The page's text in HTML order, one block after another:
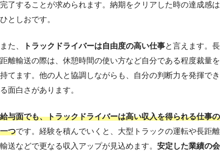
完了することが求められます。納期をクリアした時の達成感は
ひとしおです。
また、 トラックドライバーは自由度の高い仕事と言えます。長
距離輸送の際は、休憩時間の使い方など自分である程度裁量を
持てます。他の人と協調しながらも、自分の判断力を発揮でき
る面白さがあります。
給与面でも、トラックドライバーは高い収入を得られる仕事の
一つです。経験を積んでいくと、大型トラックの運転や長距離
輸送などで更なる収入アップが見込めます。 安定した業績の会